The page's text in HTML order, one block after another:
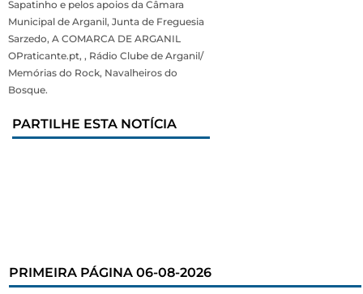
Sapatinho e pelos apoios da Câmara
Municipal de Arganil, Junta de Freguesia
Sarzedo, A COMARCA DE ARGANIL
OPraticante.pt, , Rádio Clube de Arganil/
Memórias do Rock, Navalheiros do
Bosque.
PARTILHE ESTA NOTÍCIA
PRIMEIRA PÁGINA 06-08-2026